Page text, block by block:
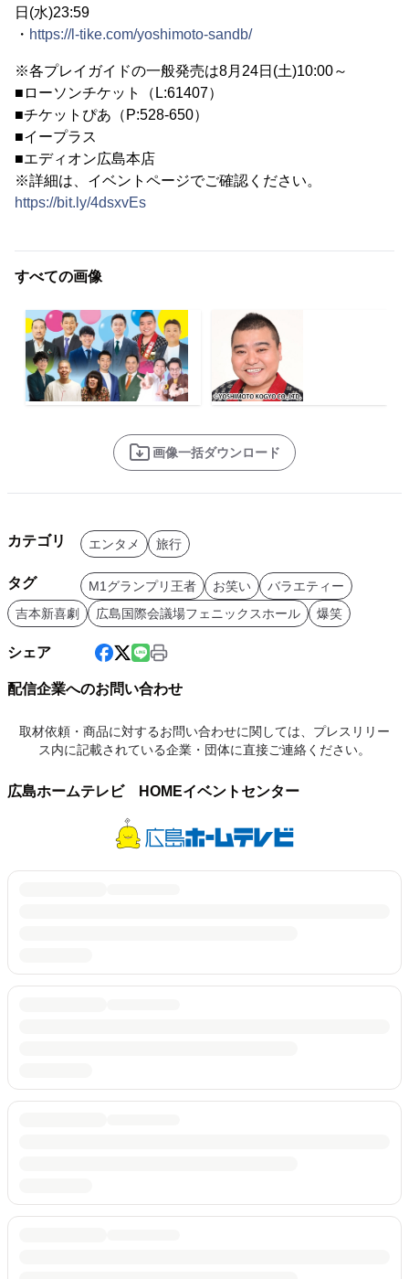
日(水)23:59
・ https://l-tike.com/yoshimoto-sandb/
※各プレイガイドの一般発売は8月24日(土)10:00～
■ローソンチケット（L:61407）
■チケットぴあ（P:528-650）
■イープラス
■エディオン広島本店
※詳細は、イベントページでご確認ください。
https://bit.ly/4dsxvEs
すべての画像
画像一括ダウンロード
カテゴリ エンタメ 旅行
タグ M1グランプリ王者 お笑い
バラエティー
吉本新喜劇
広島国際会議場フェニックスホール 爆笑
シェア
配信企業へのお問い合わせ
取材依頼・商品に対するお問い合わせに関しては、プレスリリー
ス内に記載されている企業・団体に直接ご連絡ください。
広島ホームテレビ HOMEイベントセンター